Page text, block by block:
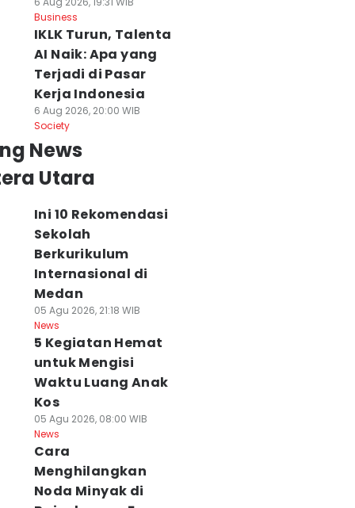
Business
IKLK Turun, Talenta
AI Naik: Apa yang
Terjadi di Pasar
Kerja Indonesia
6 Aug 2026, 20:00 WIB
Society
News
Utara
Ini 10 Rekomendasi
Sekolah
Berkurikulum
Internasional di
Medan
05 Agu 2026, 21:18 WIB
News
5 Kegiatan Hemat
untuk Mengisi
Waktu Luang Anak
Kos
05 Agu 2026, 08:00 WIB
News
Cara
Menghilangkan
Noda Minyak di